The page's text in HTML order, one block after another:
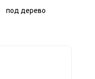
под дерево